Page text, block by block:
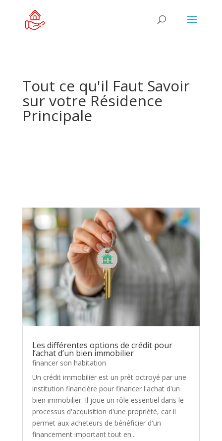
Tout ce qu'il Faut Savoir
sur votre Résidence
Principale
Les différentes options de crédit pour
l’achat d’un bien immobilier
financer son habitation
Un crédit immobilier est un prêt octroyé par une
institution financière pour financer l'achat d'un
bien immobilier. Il joue un rôle essentiel dans le
processus d'acquisition d'une propriété, car il
permet aux acheteurs de bénéficier d'un
financement important tout en...